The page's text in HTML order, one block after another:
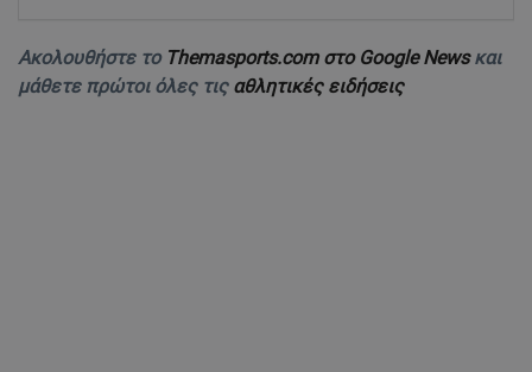
Ακολουθήστε το Themasports.com στο Google Newsκαι
μάθετε πρώτοι όλες τις αθλητικές ειδήσεις